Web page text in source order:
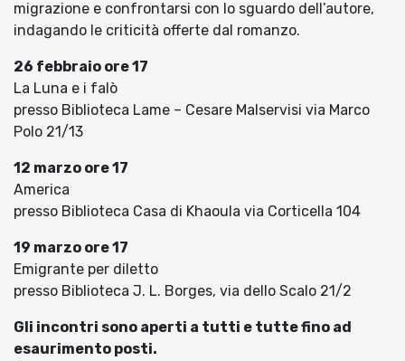
migrazione e confrontarsi con lo sguardo dell’autore,
indagando le criticità offerte dal romanzo.
26 febbraio ore 17
La Luna e i falò
presso Biblioteca Lame – Cesare Malservisi via Marco
Polo 21/13
12 marzo ore 17
America
presso Biblioteca Casa di Khaoula via Corticella 104
19 marzo ore 17
Emigrante per diletto
presso Biblioteca J. L. Borges, via dello Scalo 21/2
Gli incontri sono aperti a tutti e tutte fino ad
esaurimento posti.